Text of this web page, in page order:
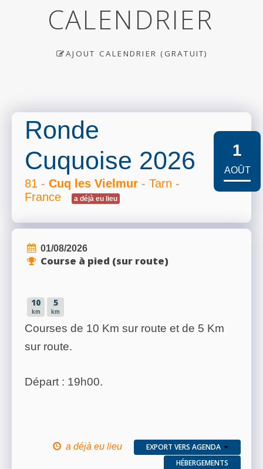
CALENDRIER
AJOUT CALENDRIER (GRATUIT)
Ronde
Cuquoise 2026
81 - Cuq les Vielmur - Tarn -
France
a déjà eu lieu
1
AOÛT
01/08/2026
Course à pied (sur route)
10
km
5
km
Courses de 10 Km sur route et de 5 Km
sur route.
Départ : 19h00.
a déjà eu lieu
EXPORT VERS AGENDA
HÉBERGEMENTS